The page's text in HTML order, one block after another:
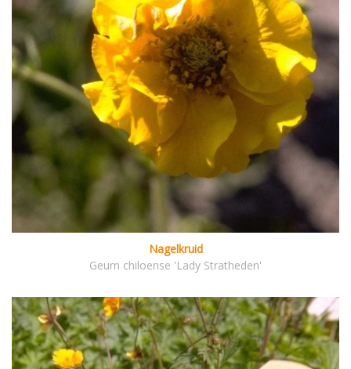
Nagelkruid
Geum chiloense 'Lady Stratheden'